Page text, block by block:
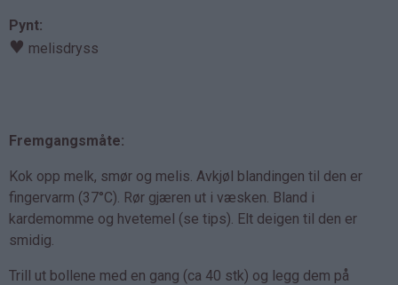
Pynt:
♥ melisdryss
Fremgangsmåte:
Kok opp melk, smør og melis. Avkjøl blandingen til den er
fingervarm (37°C). Rør gjæren ut i væsken. Bland i
kardemomme og hvetemel (se tips). Elt deigen til den er
smidig.
Trill ut bollene med en gang (ca 40 stk) og legg dem på